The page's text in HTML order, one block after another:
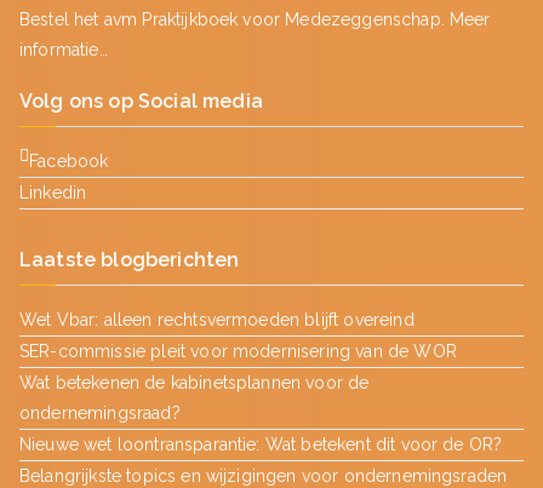
Bestel het avm Praktijkboek voor Medezeggenschap.
Meer
informatie…
Volg ons op Social media
Facebook
Linkedin
Laatste blogberichten
Wet Vbar: alleen rechtsvermoeden blijft overeind
SER-commissie pleit voor modernisering van de WOR
Wat betekenen de kabinetsplannen voor de
ondernemingsraad?
Nieuwe wet loontransparantie: Wat betekent dit voor de OR?
Belangrijkste topics en wijzigingen voor ondernemingsraden